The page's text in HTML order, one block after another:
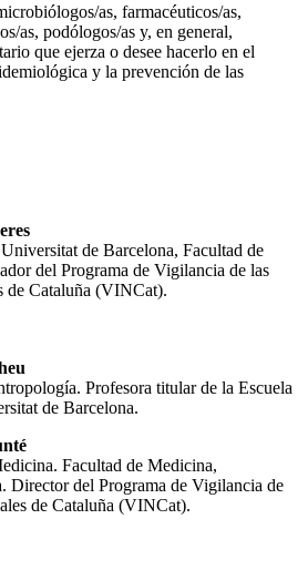
as, farmacéuticos/as,
as, podólogos/as y, en general,
que ejerza o desee hacerlo en el
y la prevención de las
de Barcelona, Facultad de
del Programa de Vigilancia de las
de Cataluña (VINCat).
Profesora titular de la Escuela
de Barcelona.
Facultad de Medicina,
Director del Programa de Vigilancia de
de Cataluña (VINCat).